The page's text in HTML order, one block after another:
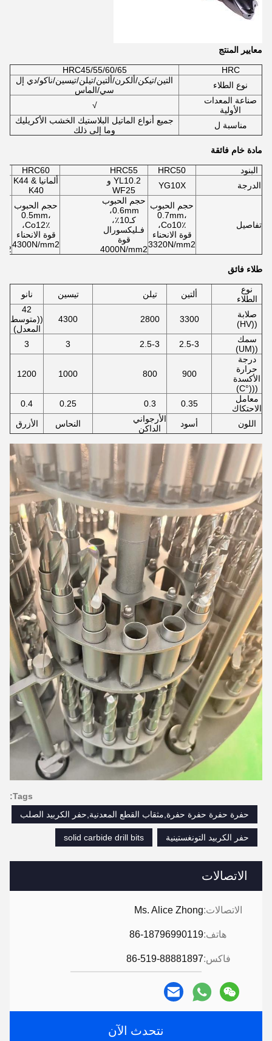
الاتصالات
الاتصالات:Ms. Alice Zhong
هاتف:86-18796990119
فاكس:86-519-88881897
نتحدث الآن
معايير المنتج
HRC
HRC45/55/60/65
نوع الطلاء
التين/تيكن/ألكرن/ألتين/تيلن/تيسين/ناكو/دي إل
سي/الماس
صناعة المعدات
الأولية
√
مناسبة ل
جميع أنواع الماتيل البلاستيك الخشب الأكريليك
وما إلى ذلك
مادة خام فائقة
البنود HRC50
HRC55
HRC60
الدرجة
YG10X
YL10.2 و
WF25
ألمانيا K44 &
K40
تفاصيل
حجم الحبوب
0.7mm،
Co10٪،
قوة الانحناء
3320N/mm2
حجم الحبوب
0.6mm،
كـ10٪،
فـليكسورال
قوة
4000N/mm2
حجم الحبوب
0.5mm،
Co12٪،
قوة الانحناء
4300N/mm2
طلاء فائق
نوع
الطلاء
ألتين تيلن تيسين نانو
صلابة
((HV)
3300
2800
4300
42
((متوسط
المعدل)
سمك
((UM)
2.5-3
2.5-3
3
3
درجة
حرارة
الأكسدة
(((°C)
900
800
1000
1200
معامل
الاحتكاك
0.35
0.3
0.25
0.4
اللون أسود
الأرجواني
الداكن
النحاس الأزرق
Tags:
حفرة حفرة حفرة حفرة,مثقاب القطع المعدنية,حفر الكربيد الصلب
حفر الكربيد التونغستينية solid carbide drill bits